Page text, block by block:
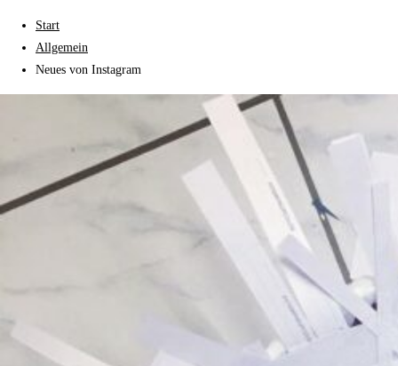
Start
Allgemein
Neues von Instagram